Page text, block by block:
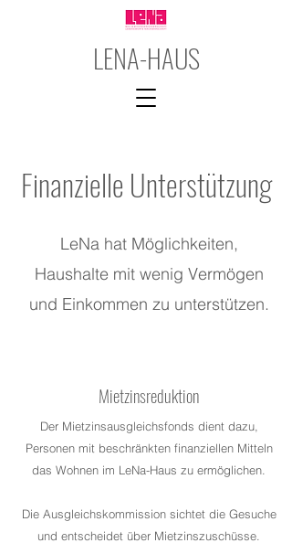
LENA-HAUS
Finanzielle Unterstützung
LeNa hat Möglichkeiten,
Haushalte mit wenig Vermögen
und Einkommen zu unterstützen.
Mietzinsreduktion
Der Mietzinsausgleichsfonds dient dazu,
Personen mit beschränkten finanziellen Mitteln
das Wohnen im LeNa-Haus zu ermöglichen.
Die Ausgleichskommission sichtet die Gesuche
und entscheidet über Mietzinszuschüsse.